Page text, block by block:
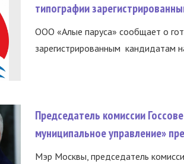
типографии
ООО «Алые паруса» сообщает о
зарегистрированным кандидатам
Председатель комиссии
муниципальное управление»
Мэр Москвы, председатель